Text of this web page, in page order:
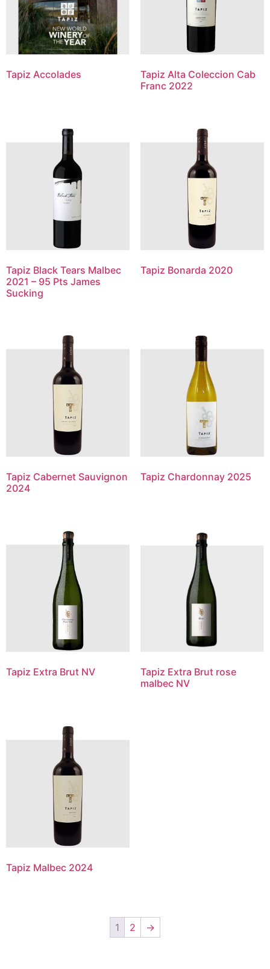
Tapiz Accolades
Tapiz Alta Coleccion Cab
Franc 2022
Tapiz Black Tears Malbec
2021 – 95 Pts James
Sucking
Tapiz Bonarda 2020
Tapiz Cabernet Sauvignon
2024
Tapiz Chardonnay 2025
Tapiz Extra Brut NV
Tapiz Extra Brut rose
malbec NV
Tapiz Malbec 2024
1 2 →